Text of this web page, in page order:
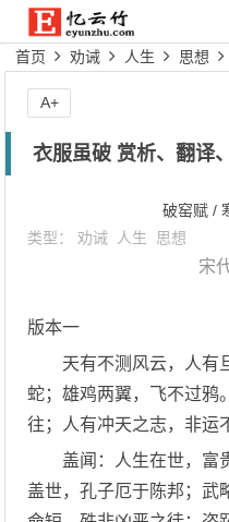
首页 劝诫 人生 思想
衣服虽破 赏析、翻译
破窑赋 /
类型：劝诫 人生 思想
宋
版本一
天有不测风云，人有
蛇；雄鸡两翼，飞不过鸦
往；人有冲天之志，非运
盖闻：人生在世，富
盖世，孔子厄于陈邦；武
A+